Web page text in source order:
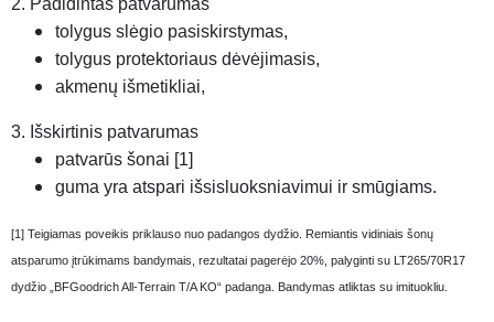
2. Padidintas patvarumas
tolygus slėgio pasiskirstymas,
tolygus protektoriaus dėvėjimasis,
akmenų išmetikliai,
3. Išskirtinis patvarumas
patvarūs šonai [1]
guma yra atspari išsisluoksniavimui ir smūgiams.
[1] Teigiamas poveikis priklauso nuo padangos dydžio. Remiantis vidiniais šonų
atsparumo įtrūkimams bandymais, rezultatai pagerėjo 20%, palyginti su LT265/70R17
dydžio „BFGoodrich All-Terrain T/A KO“ padanga. Bandymas atliktas su imituokliu.